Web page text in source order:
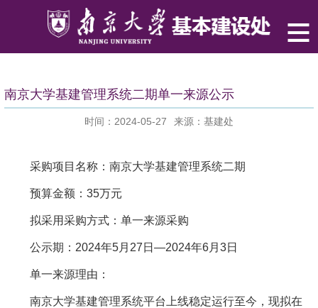
南京大学基建管理系统二期单一来源公示
时间：2024-05-27 来源：基建处
采购项目名称：南京大学基建管理系统二期
预算金额：35万元
拟采用采购方式：单一来源采购
公示期：2024年5月27日—2024年6月3日
单一来源理由：
南京大学基建管理系统平台上线稳定运行至今，现拟在